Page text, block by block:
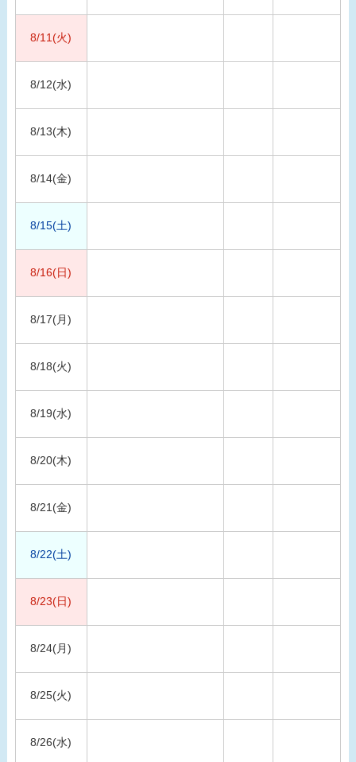
8/11(火)
8/12(水)
8/13(木)
8/14(金)
8/15(土)
8/16(日)
8/17(月)
8/18(火)
8/19(水)
8/20(木)
8/21(金)
8/22(土)
8/23(日)
8/24(月)
8/25(火)
8/26(水)